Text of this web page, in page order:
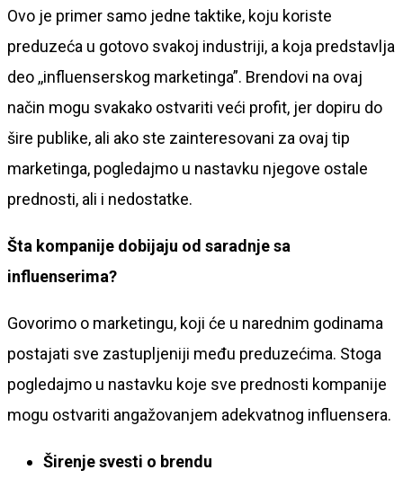
Ovo je primer samo jedne taktike, koju koriste
preduzeća u gotovo svakoj industriji, a koja predstavlja
deo ,,influenserskog marketinga”. Brendovi na ovaj
način mogu svakako ostvariti veći profit, jer dopiru do
šire publike, ali ako ste zainteresovani za ovaj tip
marketinga, pogledajmo u nastavku njegove ostale
prednosti, ali i nedostatke.
Šta kompanije dobijaju od saradnje sa
influenserima?
Govorimo o marketingu, koji će u narednim godinama
postajati sve zastupljeniji među preduzećima. Stoga
pogledajmo u nastavku koje sve prednosti kompanije
mogu ostvariti angažovanjem adekvatnog influensera.
Širenje svesti o brendu